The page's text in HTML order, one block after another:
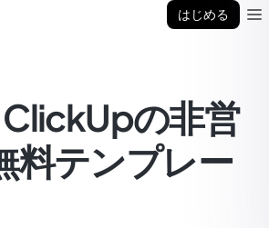
はじめる
の非営
料テンプレー